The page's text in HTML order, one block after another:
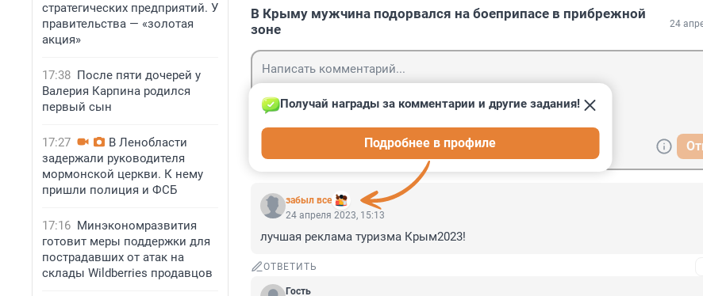
стратегических предприятий. У
правительства — «золотая
акция»
17:38 После пяти дочерей у
Валерия Карпина родился
первый сын
17:27
В Ленобласти
задержали руководителя
мормонской церкви. К нему
пришли полиция и ФСБ
17:16 Минэкономразвития
готовит меры поддержки для
пострадавших от атак на
склады Wildberries продавцов
В Крыму мужчина подорвался на боеприпасе в прибрежной
зоне
24
забыл все
Получай награды за комментарии и другие задания!
Подробнее в профиле
24 апреля 2023, 15:13
лучшая реклама туризма Крым2023!
ОТВЕТИТЬ
Гость